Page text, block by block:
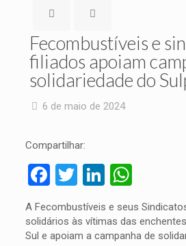
Fecombustíveis e
filiados apoiam
solidariedade do
6 de maio de 2024
Compartilhar:
Facebook
TwitterLinkedIn
A Fecombustíveis e seus
solidários às vítimas das
Sul e apoiam a campanha de